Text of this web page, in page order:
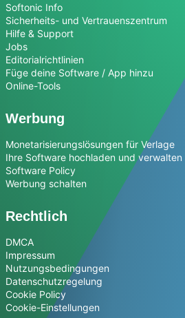
Softonic Info
Sicherheits- und Vertrauenszentrum
Hilfe & Support
Jobs
Editorialrichtlinien
Füge deine Software / App hinzu
Online-Tools
Werbung
Monetarisierungslösungen für Verlage
Ihre Software hochladen und verwalten
Software Policy
Werbung schalten
Rechtlich
DMCA
Impressum
Nutzungsbedingungen
Datenschutzregelung
Cookie Policy
Cookie-Einstellungen